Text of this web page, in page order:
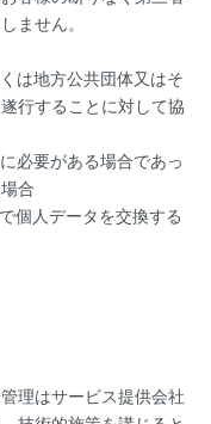
ません。
は地方公共団体又はそ
行することに対して協
必要がある場合であっ
合
個人データを交換する
理はサービス提供会社